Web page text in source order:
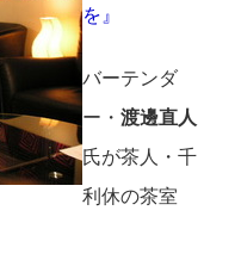
を』
バーテンダ
ー・ 渡邊直人
氏が茶人・千
利休の茶室